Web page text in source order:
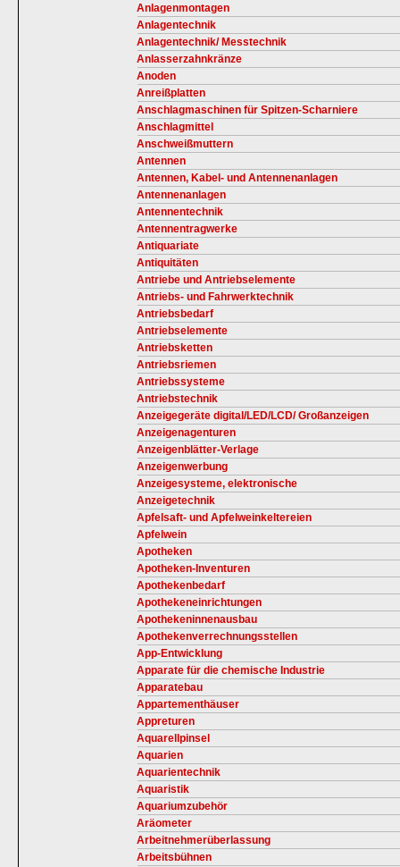
Anlagenmontagen
Anlagentechnik
Anlagentechnik/ Messtechnik
Anlasserzahnkränze
Anoden
Anreißplatten
Anschlagmaschinen für Spitzen-Scharniere
Anschlagmittel
Anschweißmuttern
Antennen
Antennen, Kabel- und Antennenanlagen
Antennenanlagen
Antennentechnik
Antennentragwerke
Antiquariate
Antiquitäten
Antriebe und Antriebselemente
Antriebs- und Fahrwerktechnik
Antriebsbedarf
Antriebselemente
Antriebsketten
Antriebsriemen
Antriebssysteme
Antriebstechnik
Anzeigegeräte digital/LED/LCD/ Großanzeigen
Anzeigenagenturen
Anzeigenblätter-Verlage
Anzeigenwerbung
Anzeigesysteme, elektronische
Anzeigetechnik
Apfelsaft- und Apfelweinkeltereien
Apfelwein
Apotheken
Apotheken-Inventuren
Apothekenbedarf
Apothekeneinrichtungen
Apothekeninnenausbau
Apothekenverrechnungsstellen
App-Entwicklung
Apparate für die chemische Industrie
Apparatebau
Appartementhäuser
Appreturen
Aquarellpinsel
Aquarien
Aquarientechnik
Aquaristik
Aquariumzubehör
Aräometer
Arbeitnehmerüberlassung
Arbeitsbühnen